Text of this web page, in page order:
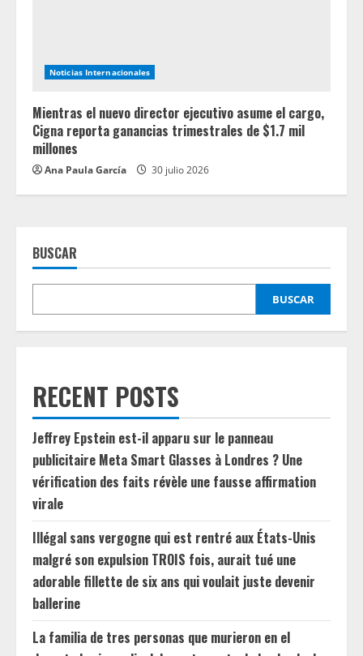
Noticias Internacionales
Mientras el nuevo director ejecutivo asume el cargo,
Cigna reporta ganancias trimestrales de $1.7 mil
millones
Ana Paula García 30 julio 2026
BUSCAR
BUSCAR
RECENT POSTS
Jeffrey Epstein est-il apparu sur le panneau
publicitaire Meta Smart Glasses à Londres ? Une
vérification des faits révèle une fausse affirmation
virale
Illégal sans vergogne qui est rentré aux États-Unis
malgré son expulsion TROIS fois, aurait tué une
adorable fillette de six ans qui voulait juste devenir
ballerine
La familia de tres personas que murieron en el